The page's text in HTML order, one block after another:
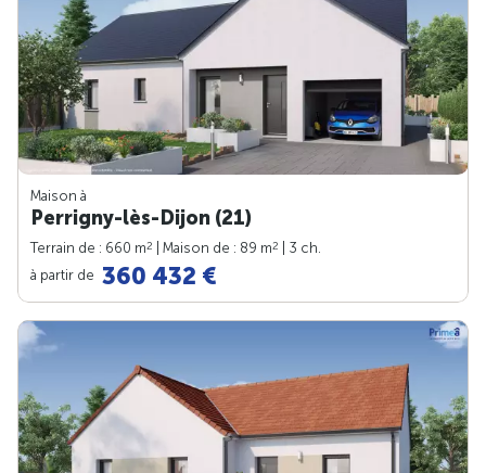
Maison à
Perrigny-lès-Dijon (21)
Terrain de : 660 m2 | Maison de : 89 m2
| 3 ch.
à partir de 360 432 €